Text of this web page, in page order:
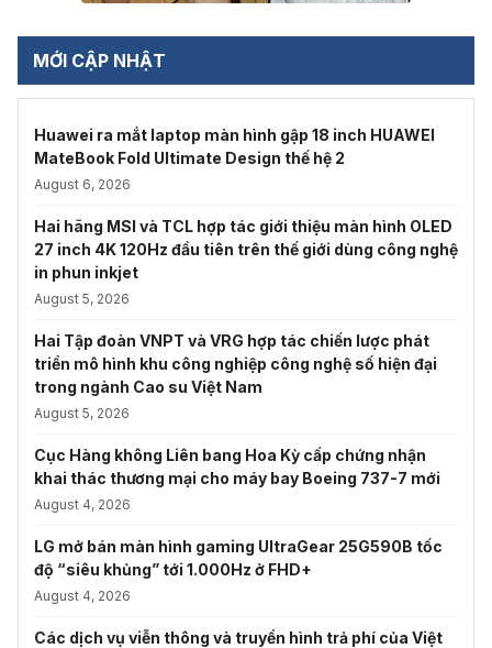
MỚI CẬP NHẬT
Huawei ra mắt laptop màn hình gập 18 inch HUAWEI
MateBook Fold Ultimate Design thế hệ 2
August 6, 2026
Hai hãng MSI và TCL hợp tác giới thiệu màn hình OLED
27 inch 4K 120Hz đầu tiên trên thế giới dùng công nghệ
in phun inkjet
August 5, 2026
Hai Tập đoàn VNPT và VRG hợp tác chiến lược phát
triển mô hình khu công nghiệp công nghệ số hiện đại
trong ngành Cao su Việt Nam
August 5, 2026
Cục Hàng không Liên bang Hoa Kỳ cấp chứng nhận
khai thác thương mại cho máy bay Boeing 737-7 mới
August 4, 2026
LG mở bán màn hình gaming UltraGear 25G590B tốc
độ “siêu khủng” tới 1.000Hz ở FHD+
August 4, 2026
Các dịch vụ viễn thông và truyền hình trả phí của Việt